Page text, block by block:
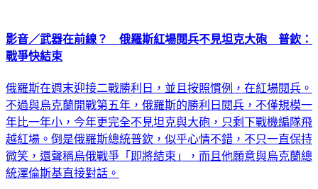
影音／武器在前線？ 俄羅斯紅場閱兵不見坦克大砲 普欽：
戰爭快結束
俄羅斯在週末迎接二戰勝利日，並且按照慣例，在紅場閱兵。
不過與烏克蘭開戰第五年，俄羅斯的勝利日閱兵，不僅規模一
年比一年小，今年更完全不見坦克與大砲，只剩下戰機編隊飛
越紅場。倒是俄羅斯總統普欽，似乎心情不錯，不只一直保持
微笑，還聲稱烏俄戰爭「即將結束」，而且他願意與烏克蘭總
統澤倫斯基直接對話。